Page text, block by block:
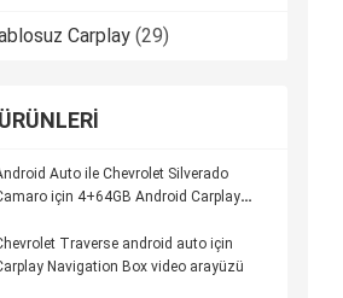
Carplay (29)
Auto ile Chevrolet Silverado
için 4+64GB Android Carplay
Traverse android auto için
Navigation Box video arayüzü